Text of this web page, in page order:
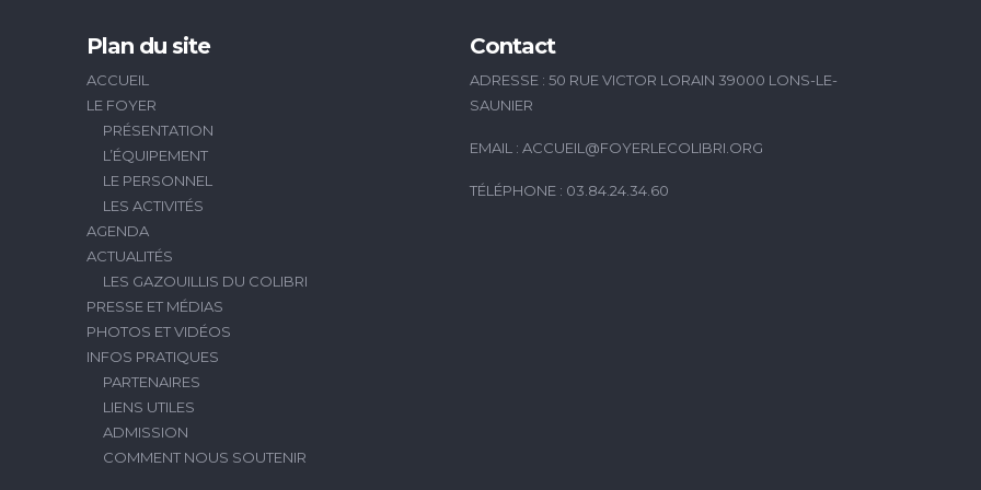
Plan du site
ACCUEIL
LE FOYER
PRÉSENTATION
L’ÉQUIPEMENT
LE PERSONNEL
LES ACTIVITÉS
AGENDA
ACTUALITÉS
LES GAZOUILLIS DU COLIBRI
PRESSE ET MÉDIAS
PHOTOS ET VIDÉOS
INFOS PRATIQUES
PARTENAIRES
LIENS UTILES
ADMISSION
COMMENT NOUS SOUTENIR
Contact
ADRESSE : 50 RUE VICTOR LORAIN 39000 LONS-LE-
SAUNIER
EMAIL : ACCUEIL@FOYERLECOLIBRI.ORG
TÉLÉPHONE : 03.84.24.34.60